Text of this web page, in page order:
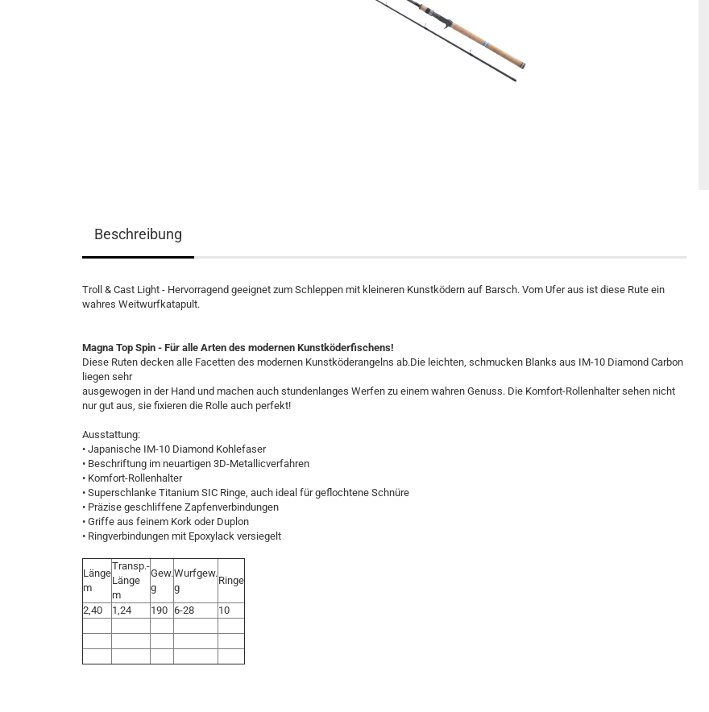
Beschreibung
Troll & Cast Light - Hervorragend geeignet zum Schleppen mit kleineren Kunstködern auf Barsch. Vom Ufer aus ist diese Rute ein
wahres Weitwurfkatapult.
Magna Top Spin - Für alle Arten des modernen Kunstköderfischens!
Diese Ruten decken alle Facetten des modernen Kunstköderangelns ab.Die leichten, schmucken Blanks aus IM-10 Diamond Carbon
liegen sehr
ausgewogen in der Hand und machen auch stundenlanges Werfen zu einem wahren Genuss. Die Komfort-Rollenhalter sehen nicht
nur gut aus, sie fixieren die Rolle auch perfekt!
Ausstattung:
• Japanische IM-10 Diamond Kohlefaser
• Beschriftung im neuartigen 3D-Metallicverfahren
• Komfort-Rollenhalter
• Superschlanke Titanium SIC Ringe, auch ideal für geflochtene Schnüre
• Präzise geschliffene Zapfenverbindungen
• Griffe aus feinem Kork oder Duplon
• Ringverbindungen mit Epoxylack versiegelt
Länge
m
Transp.-
Länge
m
Gew.
g
Wurfgew.
g
Ringe
2,40 1,24 190 6-28 10